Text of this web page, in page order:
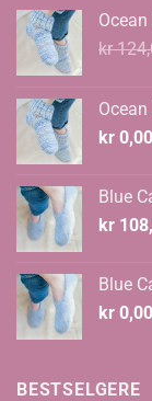
kr
kr 0,00
Blue
kr
Blue
kr 0,00
BESTSELGERE